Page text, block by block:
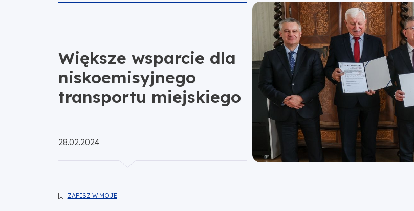
Większe wsparcie dla
niskoemisyjnego
transportu miejskiego
Opublikowano:
28.02.2024
ZAPISZ W MOJE